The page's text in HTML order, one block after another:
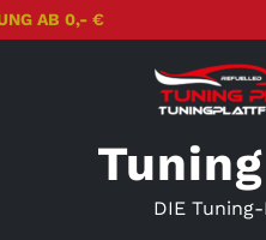
AB 0,- €
DIE